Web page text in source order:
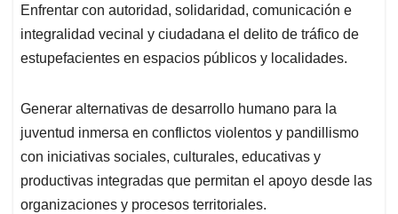
Enfrentar con autoridad, solidaridad, comunicación e
integralidad vecinal y ciudadana el delito de tráfico de
estupefacientes en espacios públicos y localidades.
Generar alternativas de desarrollo humano para la
juventud inmersa en conflictos violentos y pandillismo
con iniciativas sociales, culturales, educativas y
productivas integradas que permitan el apoyo desde las
organizaciones y procesos territoriales.